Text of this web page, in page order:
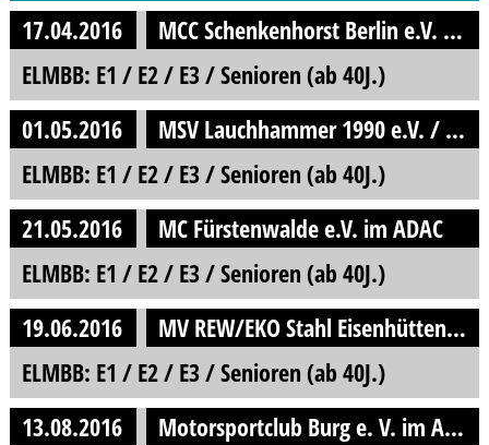
17.04.2016
MCC Schenkenhorst Berlin e.V. Ortsclub im ADAC
ELMBB: E1 / E2 / E3 / Senioren (ab 40J.)
01.05.2016
MSV Lauchhammer 1990 e.V. / im DMV
ELMBB: E1 / E2 / E3 / Senioren (ab 40J.)
21.05.2016
MC Fürstenwalde e.V. im ADAC
ELMBB: E1 / E2 / E3 / Senioren (ab 40J.)
19.06.2016
MV REW/EKO Stahl Eisenhüttenstadt e.V. im DMV
ELMBB: E1 / E2 / E3 / Senioren (ab 40J.)
13.08.2016
Motorsportclub Burg e. V. im ADAC